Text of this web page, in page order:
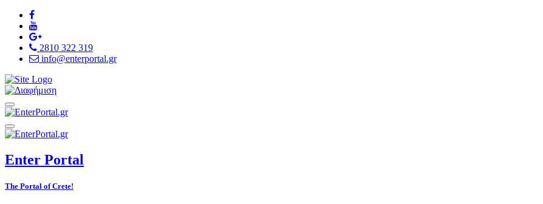
2810 322 319
info@enterportal.gr
Enter Portal
The Portal of Crete!